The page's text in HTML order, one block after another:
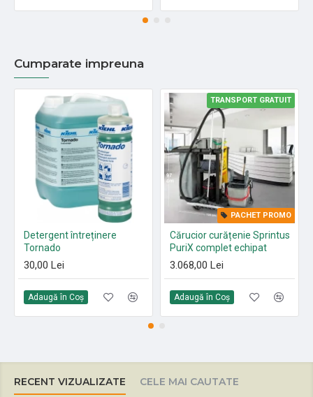
Cumparate impreuna
Detergent întreținere
Tornado
30,00 Lei
Adaugă în Coş
TRANSPORT GRATUIT
PACHET PROMO
Cărucior curățenie Sprintus
PuriX complet echipat
3.068,00 Lei
Adaugă în Coş
RECENT VIZUALIZATE CELE MAI CAUTATE